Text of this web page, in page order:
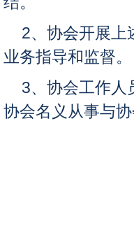
2、协会开展上
业务指导和监督。
3、协会工作人
协会名义从事与